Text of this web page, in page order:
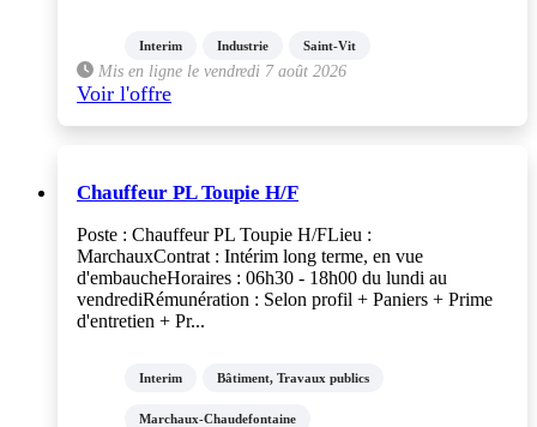
Interim Industrie Saint-Vit
Mis en ligne le vendredi 7 août 2026
Voir l'offre
Chauffeur PL Toupie H/F
Poste : Chauffeur PL Toupie H/FLieu :
MarchauxContrat : Intérim long terme, en vue
d'embaucheHoraires : 06h30 - 18h00 du lundi au
vendrediRémunération : Selon profil + Paniers + Prime
d'entretien + Pr...
Interim Bâtiment, Travaux publics
Marchaux-Chaudefontaine